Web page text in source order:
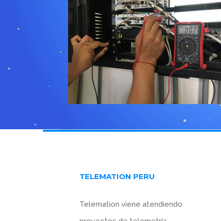
TELEMATION PERU
Telemation viene atendiendo